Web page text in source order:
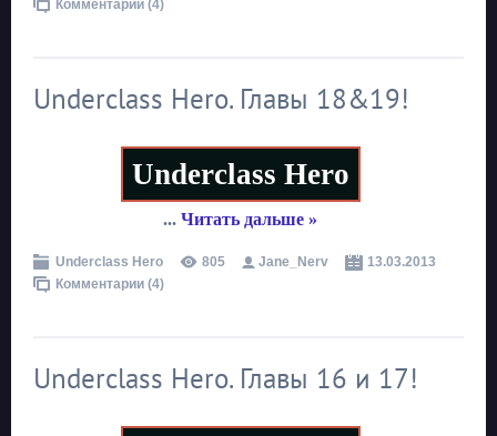
Комментарии (4)
Underclass Hero. Главы 18&19!
Underclass Hero
... Читать дальше »
Underclass Hero 805 Jane_Nerv
13.03.2013
Комментарии (4)
Underclass Hero. Главы 16 и 17!